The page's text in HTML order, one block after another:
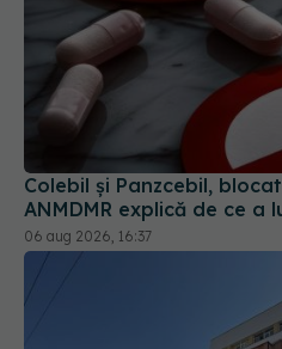
Colebil și Panzcebil,
ANMDMR explică de ce a
06 aug 2026, 16:37